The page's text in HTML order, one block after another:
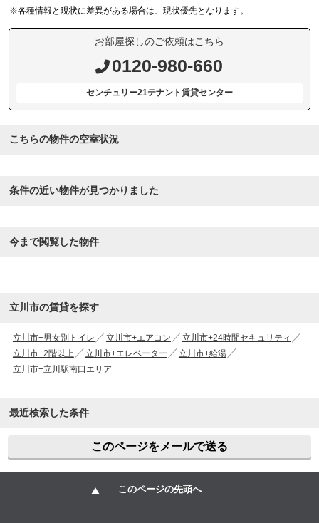
※各種情報と現状に差異がある場合は、現状優先となります。
お部屋探しのご依頼はこちら
0120-980-660
センチュリー21テナント賃貸センター
こちらの物件の空室状況
条件の近い物件が見つかりました
今まで閲覧した物件
立川市の賃貸を探す
立川市+男女別トイレ 立川市+エアコン
立川市+24時間セキュリティ
立川市+2階以上
立川市+エレベーター
立川市+給湯
立川市+立川駅南口エリア
最近検索した条件
このページをメールで送る
このページの先頭へ